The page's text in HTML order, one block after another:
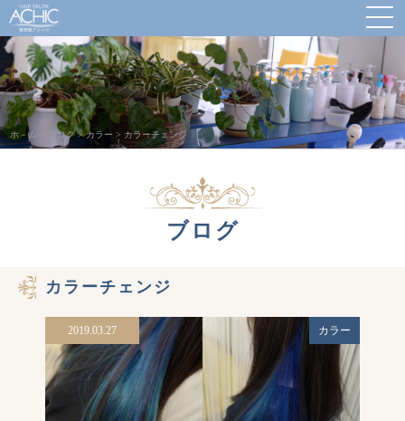
ホ－ム ブログ>カラー > カラーチェンジ
ブログ
カラーチェンジ
2019.03.27 カラー